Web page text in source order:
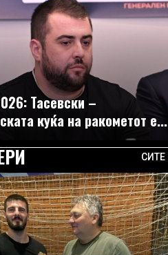
Тасевски –
куќа на ракометот е...
СИТЕ